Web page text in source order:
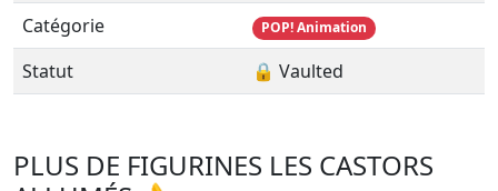
Catégorie
POP! Animation
Statut 🔒 Vaulted
PLUS DE FIGURINES LES CASTORS